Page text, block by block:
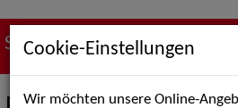
Suche nach Künstler*innen
Cookie-Einstellungen
Wir möchten unsere Online-